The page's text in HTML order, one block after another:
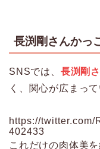
長渕剛さんかっ
SNSでは、 長渕剛
く、関心が広まって
https://twitter.com/
402433
これだけの肉体美